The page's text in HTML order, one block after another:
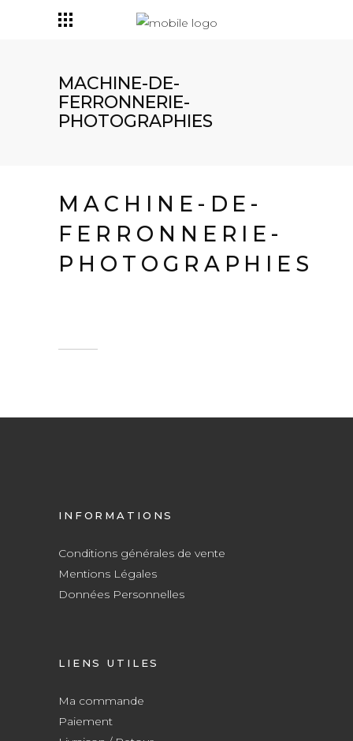
MACHINE-DE-
FERRONNERIE-
PHOTOGRAPHIES
MACHINE-DE-
FERRONNERIE-
PHOTOGRAPHIES
INFORMATIONS
Conditions générales de vente
Mentions Légales
Données Personnelles
LIENS UTILES
Ma commande
Paiement